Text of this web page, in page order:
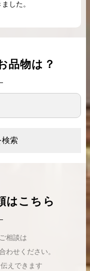
した。
品物は？
検索
はこちら
相談は
わせください。
えできます